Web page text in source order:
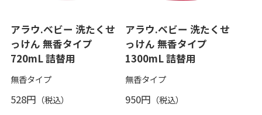
アラウ.ベビー 洗たくせ
っけん 無香タイプ
720mL 詰替用
無香タイプ
528円
アラウ.ベビー 洗たくせ
っけん 無香タイプ
1300mL 詰替用
無香タイプ
950円